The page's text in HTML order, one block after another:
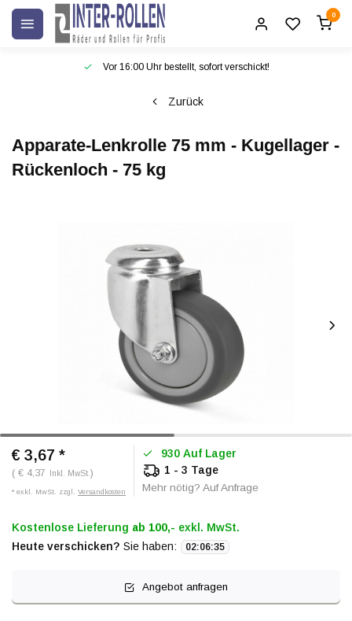
0
Vor 16:00 Uhr bestellt, sofort verschickt!
Zurück
Apparate-Lenkrolle 75 mm - Kugellager -
Rückenloch - 75 kg
€ 3,67 *
( € 4,37 Inkl. MwSt. )
* exkl. MwSt. zzgl. Versandkosten
930 Auf Lager
1 - 3 Tage
Mehr nötig? Auf Anfrage
Kostenlose Lieferung ab 100,- exkl. MwSt.
Heute verschicken? Sie haben: 02:06:35
Angebot anfragen